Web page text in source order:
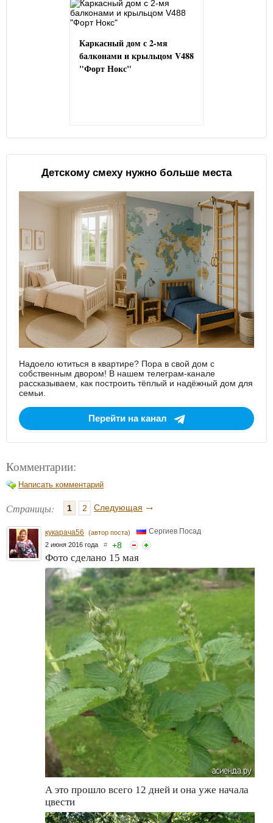
Каркасный дом с 2-мя
балконами и крыльцом V488
"Форт Нокс"
Детскому смеху нужно больше места
Надоело ютиться в квартире? Пора в свой дом с
собственным двором! В нашем телеграм-канале
рассказываем, как построить тёплый и надёжный дом для
семьи.
Перейти на канал
Комментарии:
Написать комментарий
Страницы: 1 2 Следующая →
кукарача56 (автор поста) Сергиев Посад
2 июня 2016 года # +8
Фото сделано 15 мая
А это прошло всего 12 дней и она уже начала
цвести